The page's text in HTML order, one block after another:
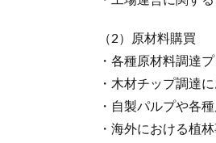
（2）原材料購買
・各種原材料調達
・木材チップ調達
・自製パルプや各
・海外における植